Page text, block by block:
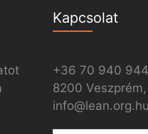
Kapcsolat
+36 70 940
8200
info@lean.org.hu